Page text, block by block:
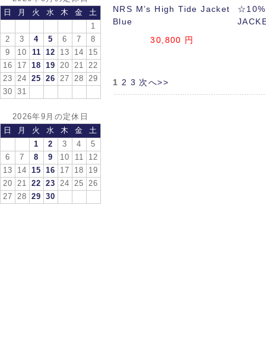
日
月 火 水 木 金
土
1
2
3 4 5 6 7
8
9
10 11 12 13 14
15
16
17 18 19 20 21
22
23
24 25 26 27 28
29
30
31
2026年9月の定休日
日
月 火 水 木 金
土
1
2 3 4
5
6
7 8 9 10 11
12
13
14 15 16 17 18
19
20
21 22 23 24 25
26
27
28 29 30
NRS M’s High Tide Jacket
Blue
30,800 円
☆10%
1 2 3 次へ>>